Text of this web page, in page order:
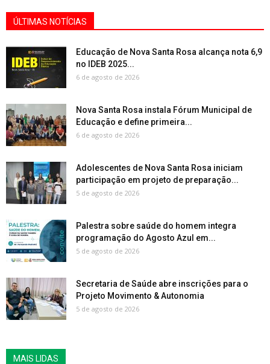
ÚLTIMAS NOTÍCIAS
Educação de Nova Santa Rosa alcança nota 6,9
no IDEB 2025...
6 de agosto de 2026
Nova Santa Rosa instala Fórum Municipal de
Educação e define primeira...
6 de agosto de 2026
Adolescentes de Nova Santa Rosa iniciam
participação em projeto de preparação...
5 de agosto de 2026
Palestra sobre saúde do homem integra
programação do Agosto Azul em...
5 de agosto de 2026
Secretaria de Saúde abre inscrições para o
Projeto Movimento & Autonomia
5 de agosto de 2026
MAIS LIDAS